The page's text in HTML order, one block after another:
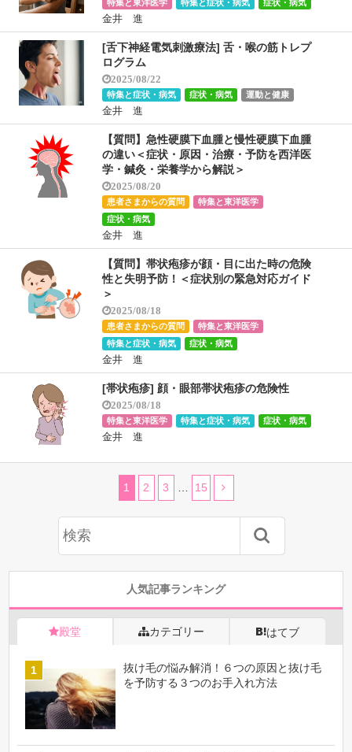
特集と東洋医学 特集と症状・病気 症状・病気
金井 進
[舌下神経電気刺激療法] 舌・喉の筋トレプ
ログラム
2025/08/22
特集と症状・病気 症状・病気 運動と健康
金井 進
【質問】急性硬膜下血腫と慢性硬膜下血腫
の違い＜症状・原因・治療・予防を西洋医
学・鍼灸・栄養学から解説＞
2025/08/20
患者さまからの質問
特集と東洋医学
症状・病気
金井 進
【質問】帯状疱疹が顔・目に出た時の危険
性と失明予防！＜症状別の緊急対応ガイド
＞
2025/08/18
患者さまからの質問
特集と東洋医学
特集と症状・病気
症状・病気
金井 進
[帯状疱疹] 顔・眼部帯状疱疹の危険性
2025/08/18
特集と東洋医学 特集と症状・病気 症状・病気
金井 進
1 2 3 … 15
人気記事ランキング
殿堂 カテゴリー はてブ
抜け毛の悩み解消！６つの原因と抜け毛
を予防する３つのお手入れ方法